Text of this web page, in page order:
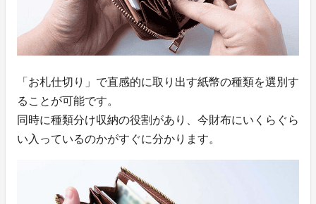
「お札仕切り」で直感的に取り出す紙幣の種類を選別す
ることが可能です。
同時に種類分け収納の役割があり、今財布にいくらぐら
い入っているのかがすぐに分かります。